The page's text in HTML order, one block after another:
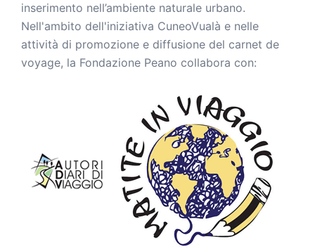
inserimento nell’ambiente naturale urbano.
Nell'ambito dell'iniziativa CuneoVualà e nelle
attività di promozione e diffusione del carnet de
voyage, la Fondazione Peano collabora con: